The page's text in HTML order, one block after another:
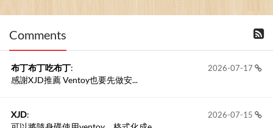
Comments
2026-07-17
布丁布丁吃布丁:
感謝XJD推薦 Ventoy也要先做安...
2026-07-15
XJD: